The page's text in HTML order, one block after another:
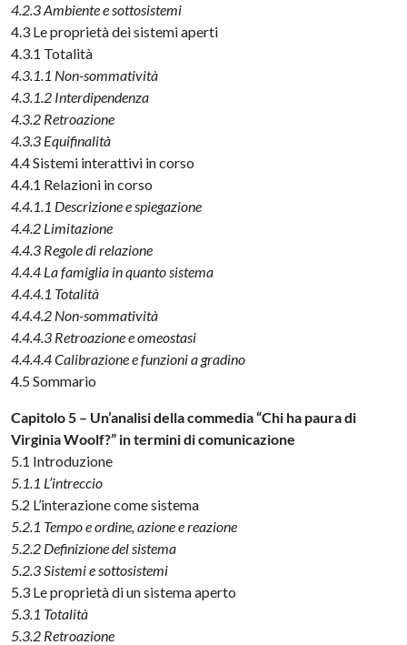
4.2.3 Ambiente e sottosistemi
4.3 Le proprietà dei sistemi aperti
4.3.1 Totalità
4.3.1.1 Non-sommatività
4.3.1.2 Interdipendenza
4.3.2 Retroazione
4.3.3 Equifinalità
4.4 Sistemi interattivi in corso
4.4.1 Relazioni in corso
4.4.1.1 Descrizione e spiegazione
4.4.2 Limitazione
4.4.3 Regole di relazione
4.4.4 La famiglia in quanto sistema
4.4.4.1 Totalità
4.4.4.2 Non-sommatività
4.4.4.3 Retroazione e omeostasi
4.4.4.4 Calibrazione e funzioni a gradino
4.5 Sommario
Capitolo 5 – Un’analisi della commedia “Chi ha paura di
Virginia Woolf?” in termini di comunicazione
5.1 Introduzione
5.1.1 L’intreccio
5.2 L’interazione come sistema
5.2.1 Tempo e ordine, azione e reazione
5.2.2 Definizione del sistema
5.2.3 Sistemi e sottosistemi
5.3 Le proprietà di un sistema aperto
5.3.1 Totalità
5.3.2 Retroazione